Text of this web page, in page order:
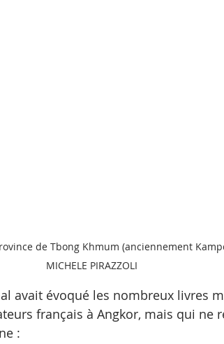
de Tbong Khmum (anciennement
MICHELE PIRAZZOLI
avait évoqué les nombreux livres
français à Angkor, mais qui ne
: